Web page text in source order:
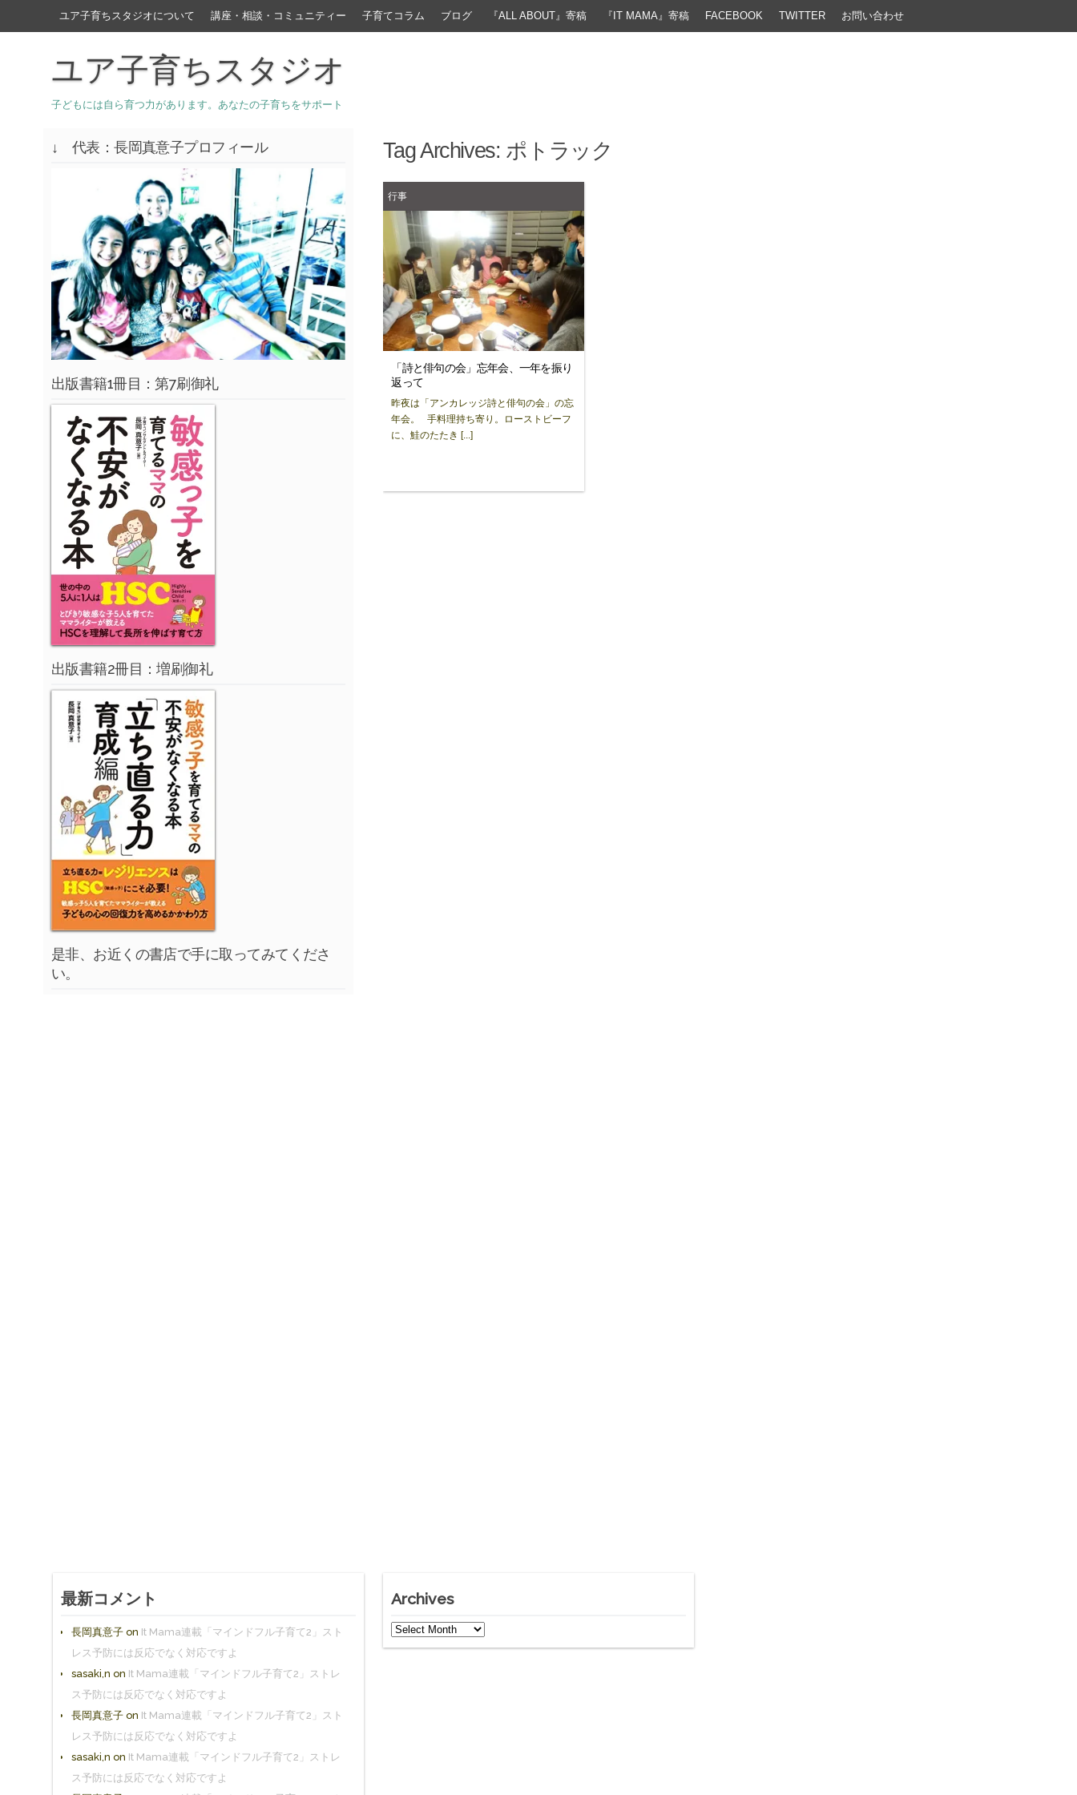
ユア子育ちスタジオについて 講座・相談・コミュニティー 子育てコラム ブログ 『ALL ABOUT』寄稿 『IT MAMA』寄稿 FACEBOOK TWITTER お問い合わせ
ユア子育ちスタジオ
子どもには自ら育つ力があります。あなたの子育ちをサポート
Tag Archives: ポトラック
行事
「詩と俳句の会」忘年会、一年を振り
返って
昨夜は「アンカレッジ詩と俳句の会」の忘
年会。 手料理持ち寄り。ローストビーフ
に、鮭のたたき [...]
↓ 代表：長岡真意子プロフィール
出版書籍1冊目：第7刷御礼
出版書籍2冊目：増刷御礼
是非、お近くの書店で手に取ってみてくださ
い。
最新コメント
長岡真意子 on It Mama連載「マインドフル子育て2」スト
レス予防には反応でなく対応ですよ
sasaki,n on It Mama連載「マインドフル子育て2」ストレ
ス予防には反応でなく対応ですよ
長岡真意子 on It Mama連載「マインドフル子育て2」スト
レス予防には反応でなく対応ですよ
sasaki,n on It Mama連載「マインドフル子育て2」ストレ
ス予防には反応でなく対応ですよ
Archives